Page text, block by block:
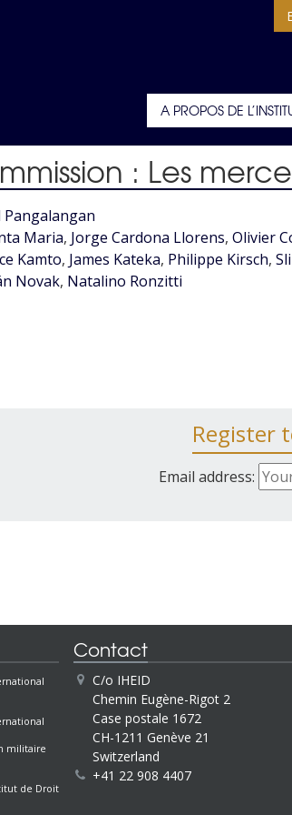
A PROPOS DE
: Les
Pangalangan
Maria, Jorge Cardona Llorens, Olivier
Kamto, James Kateka, Philippe Kirsch,
Novak, Natalino Ronzitti
Register
Email address:
militaire
de Droit
Contact
C/o IHEID
Chemin Eugène-Rigot 2
Case postale 1672
CH-1211 Genève 21
Switzerland
+41 22 908 4407